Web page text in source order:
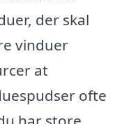
der skal
vinduer
at
ofte